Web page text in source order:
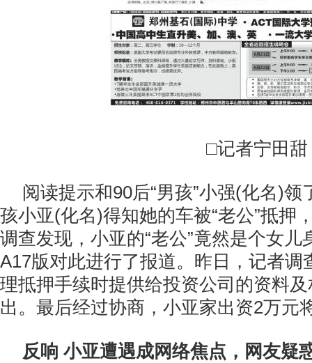
□记者宁田甜
阅读提示和90后“男孩”小强(化名)领
孩小亚(化名)得知她的车被“老公”抵押
调查发现，小亚的“老公”竟然是个女儿
A17版对此进行了报道。昨日，记者调
理抵押手续时提供给投资公司的资料
出。最后经过协商，小亚家出资2万元
反响 小亚遭遇成网络焦点，网友疑